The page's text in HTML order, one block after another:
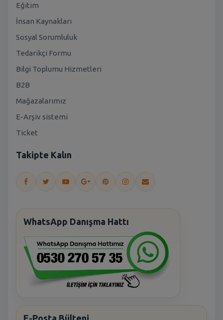
Eğitim
İnsan Kaynakları
Sosyal Sorumluluk
Tedarikçi Formu
Bilgi Toplumu Hizmetleri
B2B
Mağazalarımız
E-Arşiv sistemi
Ticket
Takipte Kalın
WhatsApp Danışma Hattı
E-Posta Bülteni